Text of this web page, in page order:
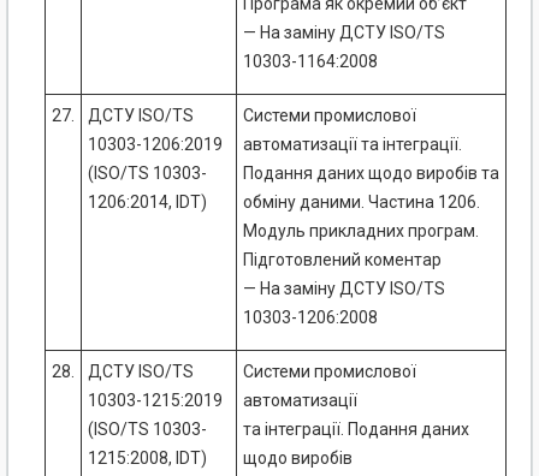
Програма як окремий об’єкт
— На заміну ДСТУ ISO/TS
10303-1164:2008
27.
ДСТУ ISO/TS
10303-1206:2019
(ISO/TS 10303-
1206:2014, IDT)
Системи промислової
автоматизації та інтеграції.
Подання даних щодо виробів та
обміну даними. Частина 1206.
Модуль прикладних програм.
Підготовлений коментар
— На заміну ДСТУ ISO/TS
10303-1206:2008
28.
ДСТУ ISO/TS
10303-1215:2019
(ISO/TS 10303-
1215:2008, IDT)
Системи промислової
автоматизації
та інтеграції. Подання даних
щодо виробів